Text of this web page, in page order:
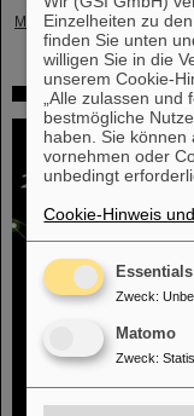
Mehr »
Hoffnung auf
Einzelheiten zu
finden Sie unten
willigen Sie in die
unserem Cookie-
„Alle zulassen und
bestmögliche
haben. Sie können
vornehmen oder
unbedingt
Cookie-Hinweis
Essentials
Zweck:
Matomo
Zweck: